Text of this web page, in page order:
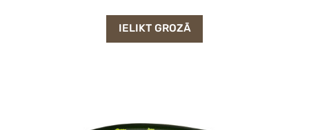
IELIKT GROZĀ